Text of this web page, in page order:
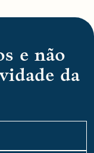
e não
da